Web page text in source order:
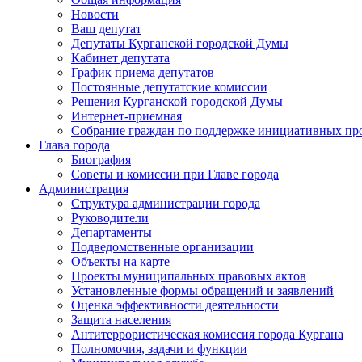
Новости
Ваш депутат
Депутаты Курганской городской Думы
Кабинет депутата
График приема депутатов
Постоянные депутатские комиссии
Решения Курганской городской Думы
Интернет-приемная
Собрание граждан по поддержке инициативных
Глава города
Биография
Советы и комиссии при Главе города
Администрация
Структура администрации города
Руководители
Департаменты
Подведомственные организации
Объекты на карте
Проекты муниципальных правовых актов
Установленные формы обращений и заявлений
Оценка эффективности деятельности
Защита населения
Антитеррористическая комиссия города Кургана
Полномочия, задачи и функции